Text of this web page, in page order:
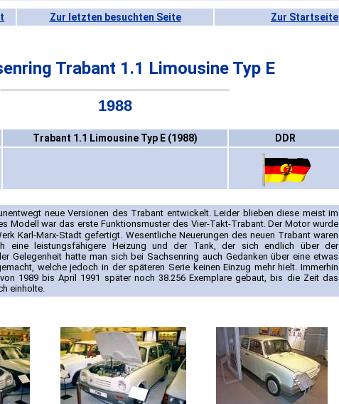
Zur letzten besuchten Seite Zur Startseite
Trabant 1.1 Limousine Typ E
1988
Trabant 1.1 Limousine Typ E (1988) DDR
neue Versionen des Trabant entwickelt. Leider blieben diese meist im
Modell war das erste Funktionsmuster des Vier-Takt-Trabant. Der Motor wurde
Karl-Marx-Stadt gefertigt. Wesentliche Neuerungen des neuen Trabant waren
eine leistungsfähigere Heizung und der Tank, der sich endlich über der
Gelegenheit hatte man sich bei Sachsenring auch Gedanken über eine etwas
welche jedoch in der späteren Serie keinen Einzug mehr hielt. Immerhin
1989 bis April 1991 später noch 38.256 Exemplare gebaut, bis die Zeit das
einholte.